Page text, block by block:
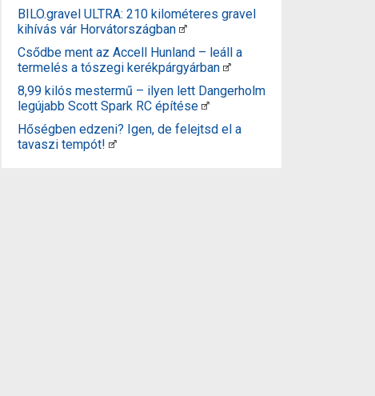
BILO.gravel ULTRA: 210 kilométeres gravel
kihívás vár Horvátországban
Csődbe ment az Accell Hunland – leáll a
termelés a tószegi kerékpárgyárban
8,99 kilós mestermű – ilyen lett Dangerholm
legújabb Scott Spark RC építése
Hőségben edzeni? Igen, de felejtsd el a
tavaszi tempót!